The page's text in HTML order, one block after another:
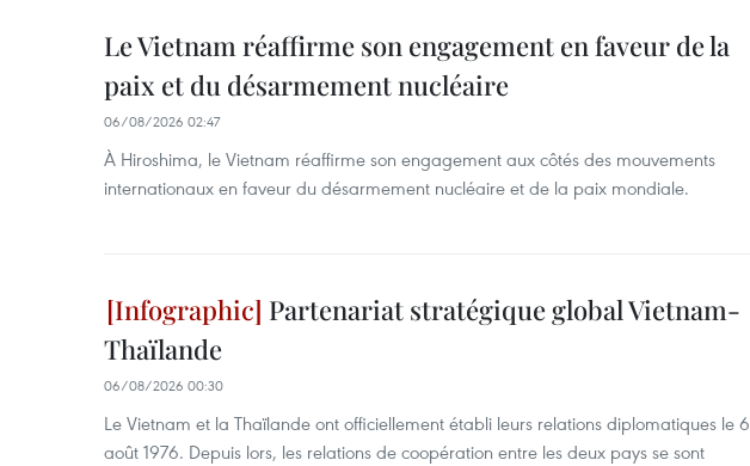
Le Vietnam réaffirme son engagement en faveur de la
paix et du désarmement nucléaire
06/08/2026 02:47
À Hiroshima, le Vietnam réaffirme son engagement aux côtés des mouvements
internationaux en faveur du désarmement nucléaire et de la paix mondiale.
Partenariat stratégique global Vietnam-
Thaïlande
06/08/2026 00:30
Le Vietnam et la Thaïlande ont officiellement établi leurs relations diplomatiques le 6
août 1976. Depuis lors, les relations de coopération entre les deux pays se sont